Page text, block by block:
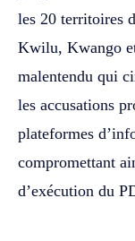
les 20 territoires
Kwilu, Kwango
malentendu qui
les accusations
plateformes
compromettant
d’exécution du